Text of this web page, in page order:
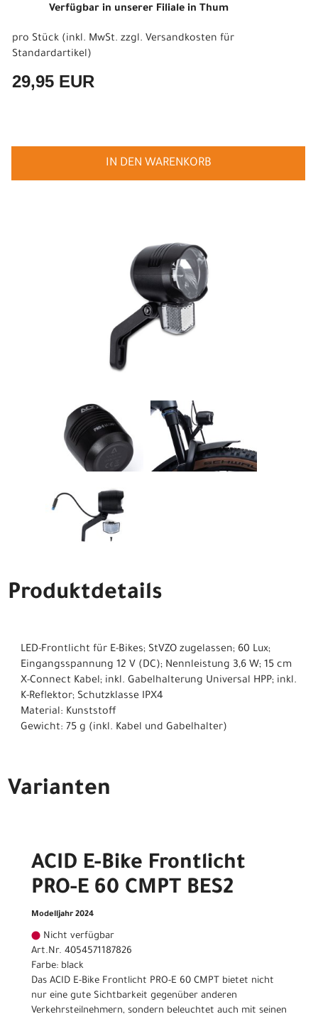
Verfügbar in unserer Filiale in Thum
pro Stück (inkl. MwSt. zzgl. Versandkosten für
Standardartikel)
29,95 EUR
IN DEN WARENKORB
Produktdetails
LED-Frontlicht für E-Bikes; StVZO zugelassen; 60 Lux;
Eingangsspannung 12 V (DC); Nennleistung 3,6 W; 15 cm
X-Connect Kabel; inkl. Gabelhalterung Universal HPP; inkl.
K-Reflektor; Schutzklasse IPX4
Material: Kunststoff
Gewicht: 75 g (inkl. Kabel und Gabelhalter)
Varianten
ACID E-Bike Frontlicht
PRO-E 60 CMPT BES2
Modelljahr 2024
Nicht verfügbar
Art.Nr. 4054571187826
Farbe: black
Das ACID E-Bike Frontlicht PRO-E 60 CMPT bietet nicht
nur eine gute Sichtbarkeit gegenüber anderen
Verkehrsteilnehmern, sondern beleuchtet auch mit seinen